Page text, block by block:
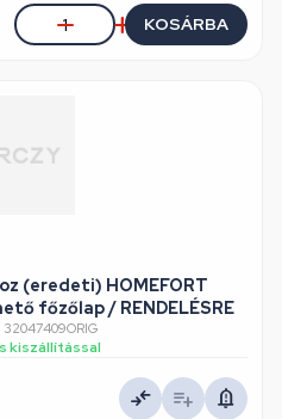
KOSÁRBA
(eredeti) HOMEFORT
főzőlap / RENDELÉSRE
kiszállítással